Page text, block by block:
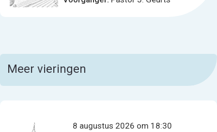
Meer vieringen
8 augustus 2026 om 18:30